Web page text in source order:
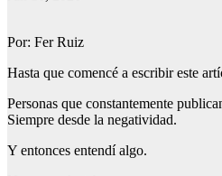
Por: Fer Ruiz
Hasta que comencé a escribir este
Personas que constantemente
Siempre desde la negatividad.
Y entonces entendí algo.